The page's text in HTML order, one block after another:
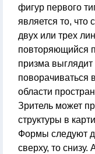
фигур первого
является то, что
двух или трех
повторяющийся
призма
поворачиваться
области
Зритель может
структуры в
Формы следуют
сверху, то